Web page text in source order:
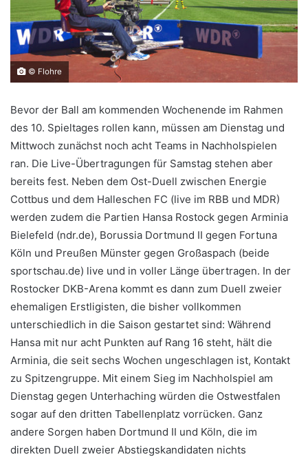
© Flohre
Bevor der Ball am kommenden Wochenende im Rahmen
des 10. Spieltages rollen kann, müssen am Dienstag und
Mittwoch zunächst noch acht Teams in Nachholspielen
ran. Die Live-Übertragungen für Samstag stehen aber
bereits fest. Neben dem Ost-Duell zwischen Energie
Cottbus und dem Halleschen FC (live im RBB und MDR)
werden zudem die Partien Hansa Rostock gegen Arminia
Bielefeld (ndr.de), Borussia Dortmund II gegen Fortuna
Köln und Preußen Münster gegen Großaspach (beide
sportschau.de) live und in voller Länge übertragen. In der
Rostocker DKB-Arena kommt es dann zum Duell zweier
ehemaligen Erstligisten, die bisher vollkommen
unterschiedlich in die Saison gestartet sind: Während
Hansa mit nur acht Punkten auf Rang 16 steht, hält die
Arminia, die seit sechs Wochen ungeschlagen ist, Kontakt
zu Spitzengruppe. Mit einem Sieg im Nachholspiel am
Dienstag gegen Unterhaching würden die Ostwestfalen
sogar auf den dritten Tabellenplatz vorrücken. Ganz
andere Sorgen haben Dortmund II und Köln, die im
direkten Duell zweier Abstiegskandidaten nichts